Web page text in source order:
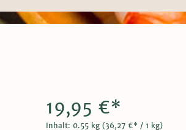
19,95 €*
Inhalt: 0.55 kg (36,27 €* / 1 kg)